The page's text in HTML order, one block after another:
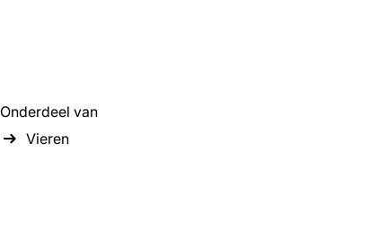
Onderdeel van
Vieren